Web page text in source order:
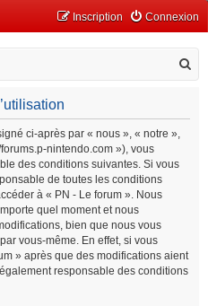
Connexion
Inscription
ci-après par « nous », « notre »,
nintendo.com »), vous
des conditions suivantes. Si vous
de toutes les conditions
à « PN - Le forum ». Nous
quel moment et nous
bien que nous vous
vous-même. En effet, si vous
» après que des modifications aient
responsable des conditions